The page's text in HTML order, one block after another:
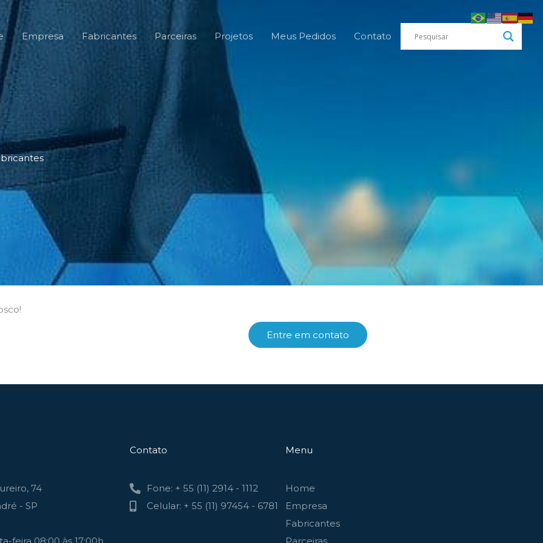
Empresa Fabricantes Parceiras Projetos Meus Pedidos Contato
Entre em contato
74
- SP
Contato
Fone: + 55 (11) 2914 - 1112
Celular: + 55 (11) 97454 - 6781
Menu
Home
Empresa
Fabricantes